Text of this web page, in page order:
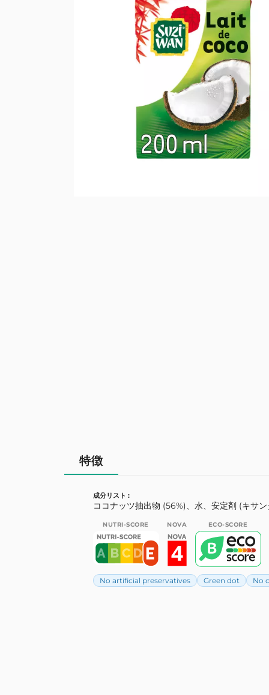
オーガニック
オーガニック
オーガニック
オーガニック
オーガニック
オーガニック
オーガニック
シャルキュト
特徴
成分リスト :
ココナッツ抽出物 (56%)、水、安定剤 (キサ
NUTRI-SCORE NOVA ECO-SCORE
No artificial preservatives Green dot No